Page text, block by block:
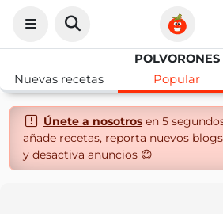
POLVORONES
Nuevas recetas
Popular
Únete a nosotrosen 5
añade recetas, reporta nuevos
y desactiva anuncios 😄